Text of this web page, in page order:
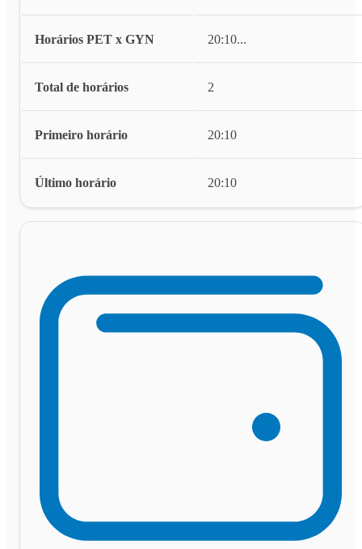
Horários PET x GYN 20:10...
Total de horários 2
Primeiro horário 20:10
Último horário 20:10